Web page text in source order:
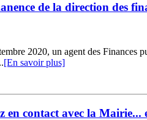
de la direction des
2020, un agent des Finances
[En savoir plus]
en contact avec la Mairie...